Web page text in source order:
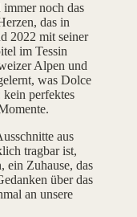
noch das
das in
2022 mit seiner
im Tessin
Alpen und
was Dolce
perfektes
aus
tragbar ist,
ein Zuhause, das
über das
an unsere